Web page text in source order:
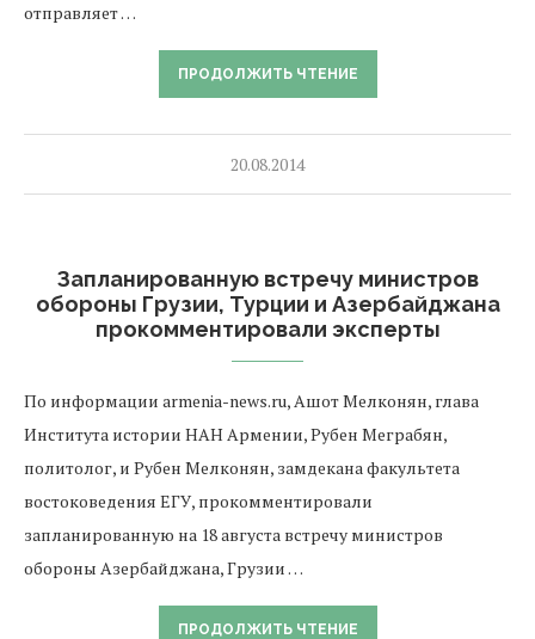
отправляет …
ПРОДОЛЖИТЬ ЧТЕНИЕ
20.08.2014
Запланированную встречу министров
обороны Грузии, Турции и Азербайджана
прокомментировали эксперты
По информации armenia-news.ru, Ашот Мелконян, глава
Института истории НАН Армении, Рубен Меграбян,
политолог, и Рубен Мелконян, замдекана факультета
востоковедения ЕГУ, прокомментировали
запланированную на 18 августа встречу министров
обороны Азербайджана, Грузии …
ПРОДОЛЖИТЬ ЧТЕНИЕ